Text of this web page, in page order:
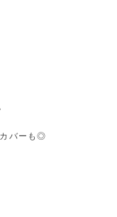
カバーも◎